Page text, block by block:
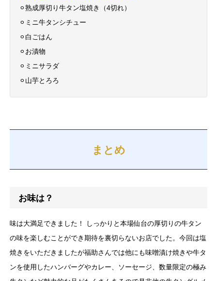
⚪︎熟成厚切り牛タン塩焼き（4切れ）
⚪︎ミニ牛タンシチュー
⚪︎白ごはん
⚪︎お漬物
⚪︎ミニサラダ
⚪︎山芋とろろ
まとめ
お味は？
味は大満足できました！ しっかりと本場仙台の厚切りの牛タン
の味を楽しむことができ期待を裏切らないお店でした。今回は塩
焼きをいただきましたが福助さんでは他にも味噌漬け焼きや牛タ
ンを使用したハンバーグやカレー、ソーセージ、数量限定の極み